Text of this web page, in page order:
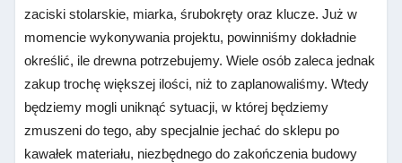
zaciski stolarskie, miarka, śrubokręty oraz klucze. Już w
momencie wykonywania projektu, powinniśmy dokładnie
określić, ile drewna potrzebujemy. Wiele osób zaleca jednak
zakup trochę większej ilości, niż to zaplanowaliśmy. Wtedy
będziemy mogli uniknąć sytuacji, w której będziemy
zmuszeni do tego, aby specjalnie jechać do sklepu po
kawałek materiału, niezbędnego do zakończenia budowy